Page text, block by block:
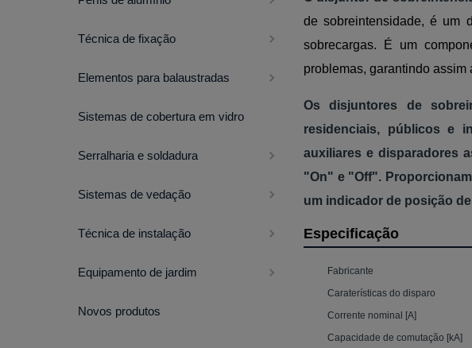
Técnica de fixação
Elementos para balaustradas
Sistemas de cobertura em vidro
Serralharia e soldadura
Sistemas de vedação
Técnica de instalação
Equipamento de jardim
Novos produtos
de sobreintensidade, é um
sobrecargas. É um
problemas, garantindo assim
Os disjuntores de
residenciais, públicos e
auxiliares e disparadores
"On" e "Off".
um indicador de posição
Especificação
Fabricante
Caraterísticas do disparo
Corrente nominal [A]
Capacidade de comutação [kA]